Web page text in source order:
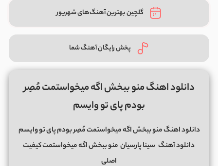
گلچین بهترین آهنگ‌های شهریور
پخش رایگان آهنگ شما
دانلود اهنگ منو ببخش اگه میخواستمت مُصِر
بودم پای تو وایسم
دانلود اهنگ منو ببخش اگه میخواستمت مُصِر بودم پای تو وایسم
دانلود آهنگ سینا پارسیان منو ببخش اگه میخواستمت کیفیت
اصلی